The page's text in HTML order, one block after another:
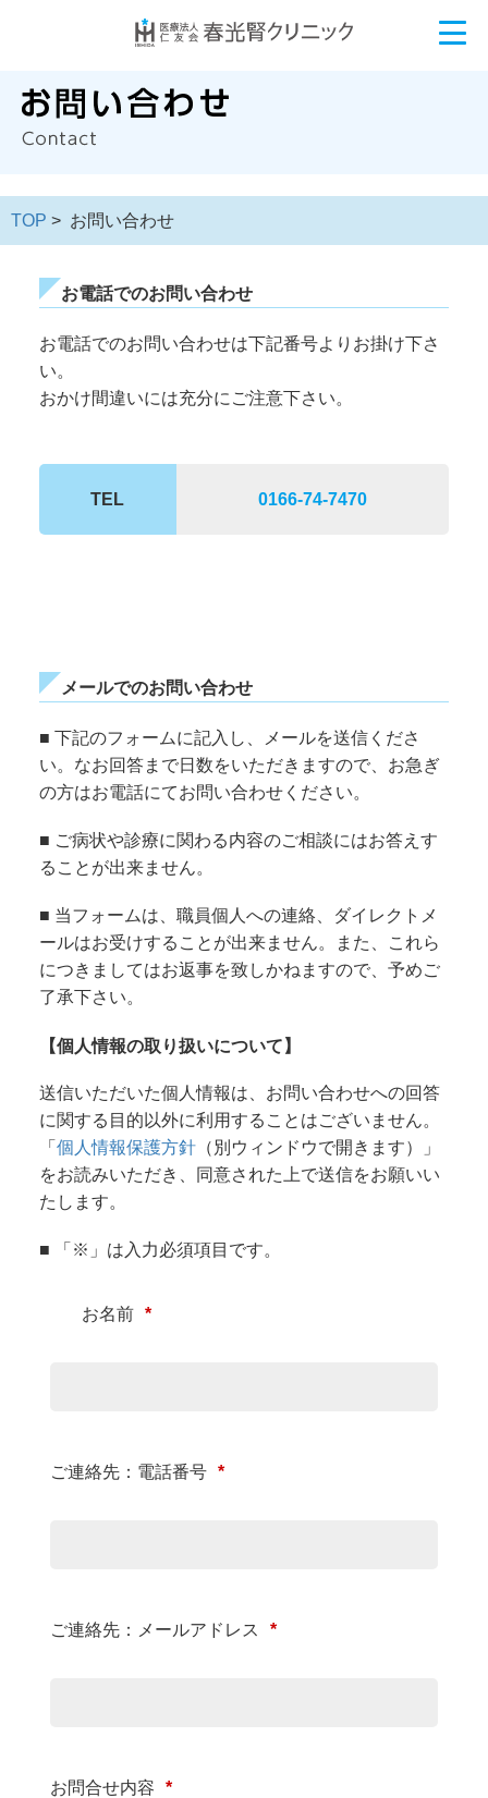
TOP > お問い合わせ
お電話でのお問い合わせ
お電話でのお問い合わせは下記番号よりお掛け下さ
い。
おかけ間違いには充分にご注意下さい。
TEL 0166-74-7470
メールでのお問い合わせ
■ 下記のフォームに記入し、メールを送信くださ
い。なお回答まで日数をいただきますので、お急ぎ
の方はお電話にてお問い合わせください。
■ ご病状や診療に関わる内容のご相談にはお答えす
ることが出来ません。
■ 当フォームは、職員個人への連絡、ダイレクトメ
ールはお受けすることが出来ません。また、これら
につきましてはお返事を致しかねますので、予めご
了承下さい。
【個人情報の取り扱いについて】
送信いただいた個人情報は、お問い合わせへの回答
に関する目的以外に利用することはございません。
「 個人情報保護方針（別ウィンドウで開きます）」
をお読みいただき、同意された上で送信をお願いい
たします。
■ 「※」は入力必須項目です。
お名前 *
ご連絡先：電話番号 *
ご連絡先：メールアドレス *
お問合せ内容 *